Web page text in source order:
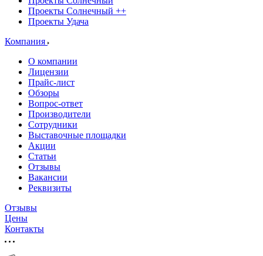
Проекты Солнечный ++
Проекты Удача
Компания
О компании
Лицензии
Прайс-лист
Обзоры
Вопрос-ответ
Производители
Сотрудники
Выставочные площадки
Акции
Статьи
Отзывы
Вакансии
Реквизиты
Отзывы
Цены
Контакты